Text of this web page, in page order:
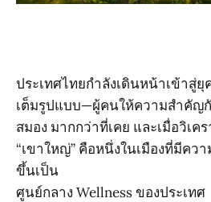
ประเทศไทยกำลังเดินหน้าเข้าสู่ยุ
เต็มรูปแบบ—ผู้คนให้ความสำคัญ
สมอง มากกว่าที่เคย และเมื่อวิเค
“เขาใหญ่” คือหนึ่งในเมืองที่มีคว
ขึ้นเป็น
ศูนย์กลาง Wellness ของประเทศ